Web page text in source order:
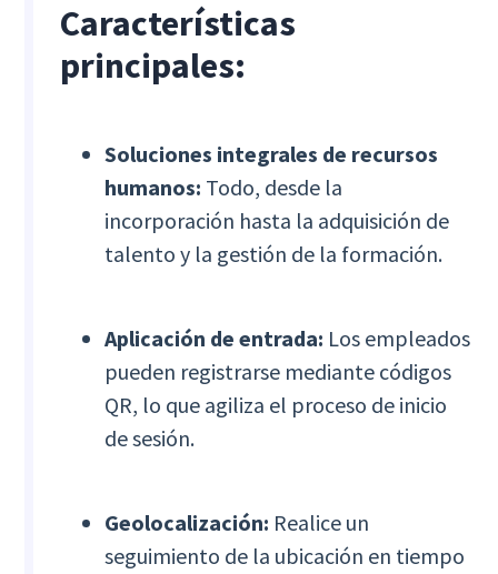
Características
principales:
Soluciones integrales de recursos
humanos: Todo, desde la
incorporación hasta la adquisición de
talento y la gestión de la formación.
Aplicación de entrada: Los empleados
pueden registrarse mediante códigos
QR, lo que agiliza el proceso de inicio
de sesión.
Geolocalización: Realice un
seguimiento de la ubicación en tiempo